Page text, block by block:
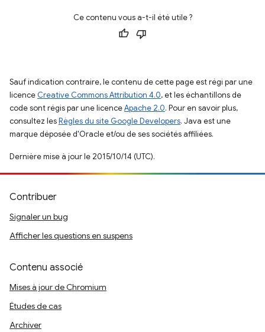
Ce contenu vous a-t-il été utile ?
Sauf indication contraire, le contenu de cette page est régi par une
licence Creative Commons Attribution 4.0, et les échantillons de
code sont régis par une licenceApache 2.0. Pour en savoir plus,
consultez lesRègles du site Google Developers. Java est une
marque déposée d'Oracle et/ou de ses sociétés affiliées.
Dernière mise à jour le 2015/10/14 (UTC).
Contribuer
Signaler un bug
Afficher les questions en suspens
Contenu associé
Mises à jour de Chromium
Études de cas
Archiver